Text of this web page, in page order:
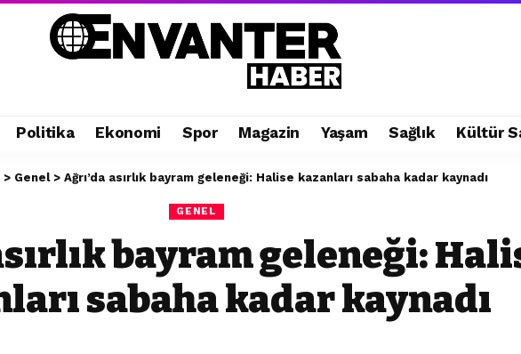
Politika Ekonomi Spor Magazin Yaşam Sağlık Kültür
> Genel> Ağrı’da asırlık bayram geleneği: Halise kazanları sabaha kadar kaynadı
GENEL
bayram geleneği:
sabaha kadar kaynadı